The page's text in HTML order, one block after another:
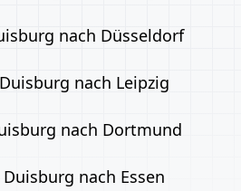
nach Düsseldorf
nach Leipzig
nach Dortmund
nach Essen